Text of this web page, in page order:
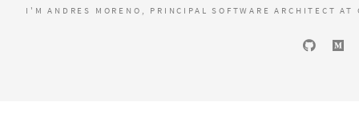
I'M ANDRES MORENO, PRINCIPAL SOFTWARE ARCHITECT